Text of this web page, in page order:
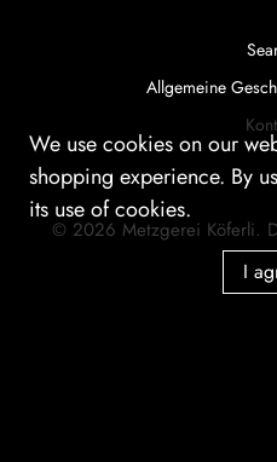
Allgemeine
© 2026 Metzgerei Köferli.
We use cookies on our
shopping experience. By
its use of cookies.
I